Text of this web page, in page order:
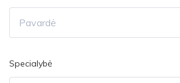
Specialybė